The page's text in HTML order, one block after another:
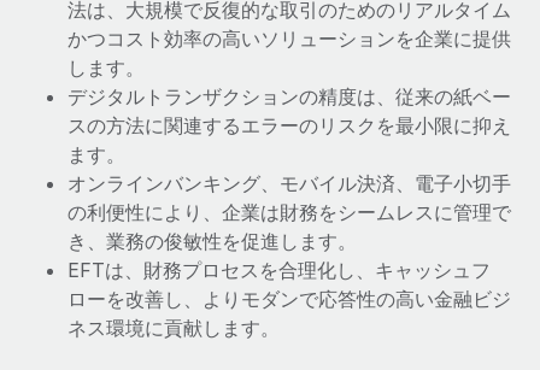
法は、大規模で反復的な取引のためのリアルタイム
かつコスト効率の高いソリューションを企業に提供
します。
デジタルトランザクションの精度は、従来の紙ベー
スの方法に関連するエラーのリスクを最小限に抑え
ます。
オンラインバンキング、モバイル決済、電子小切手
の利便性により、企業は財務をシームレスに管理で
き、業務の俊敏性を促進します。
EFTは、財務プロセスを合理化し、キャッシュフ
ローを改善し、よりモダンで応答性の高い金融ビジ
ネス環境に貢献します。